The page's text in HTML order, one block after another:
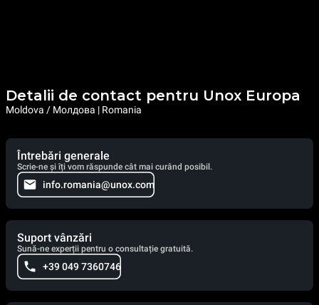
Detalii de contact pentru Unox Europa
Moldova / Молдова | Romania
Întrebări generale
Scrie-ne și îți vom răspunde cât mai curând posibil.
info.romania@unox.com
Suport vânzări
Sună-ne experții pentru o consultație gratuită.
+39 049 7360746